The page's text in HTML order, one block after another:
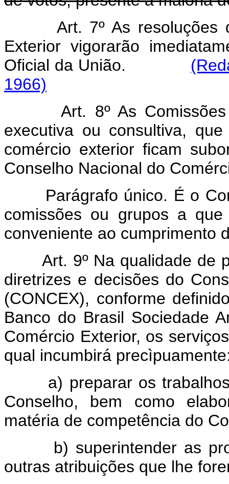
Art. 7º As resoluções
Exterior vigorarão
Oficial da União.
1966)
Art. 8º As
executiva ou consultiva,
comércio exterior ficam
Conselho Nacional do
Parágrafo único. É o
comissões ou grupos a
conveniente ao cumprimento
Art. 9º Na qualidade de
diretrizes e decisões do
(CONCEX), conforme
Banco do Brasil Sociedade
Comércio Exterior, os
qual incumbirá
a) preparar os trabalhos
Conselho, bem como
matéria de competência do
b) superintender as
outras atribuições que lhe